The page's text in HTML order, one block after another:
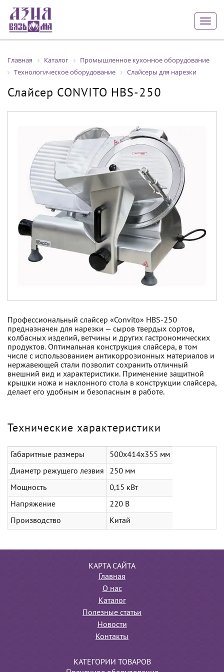
Главная Каталог
Промышленное кухонное оборудование
Технологическое оборудование
Слайсеры для нарезки
Слайсер CONVITO HBS-250
Профессиональный слайсер «Convito» HBS-250
предназначен для нарезки — сыров твердых сортов,
колбасных изделий, ветчины и других гастрономических
продуктов. Оптимальная конструкция слайсера, в том
числе с использованием антикоррозионных материалов и
нержавеющей стали позволит сохранить отличный
внешний вид и характеристики. Применение защитной
крышки ножа и наклонного стола в конструкции слайсера,
делает его удобным и безопасным в работе.
Технические характеристики
Габаритные размеры 500х414х355 мм
Диаметр режущего лезвия 250 мм
Мощность 0,15 кВт
Напряжение 220 В
Производство Китай
КАРТА САЙТА
Главная
О нас
Каталог
Полезные статьи
Новости
Контакты
КАТЕГОРИИ ТОВАРОВ